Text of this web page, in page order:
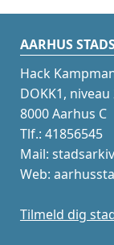
AARHUS
Hack
DOKK1, niveau
8000 Aarhus C
Tlf.: 41856545
Mail:
Web:
Tilmeld dig